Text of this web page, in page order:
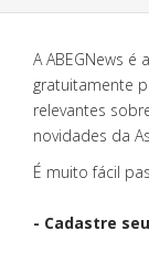
A ABEGNews é
gratuitamente
relevantes
novidades da
É muito fácil
- Cadastre